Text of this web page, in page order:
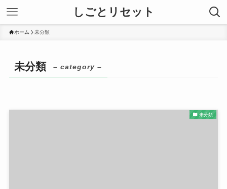
しごとリセット
ホーム 未分類
未分類 – category –
未分類